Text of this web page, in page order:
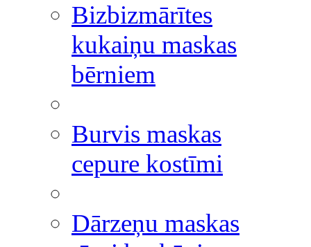
Bizbizmārītes
kukaiņu maskas
bērniem
Burvis maskas
cepure kostīmi
Dārzeņu maskas